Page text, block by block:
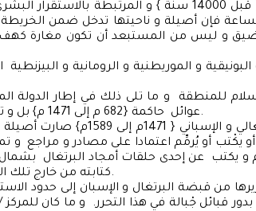
فإن أصيلة و ناحيتها تدخل ضمن الخريطة
و ليس من المستبعد أن تكون مغارة كهف
عوائل حاكمة {682 م إلى 1471 م} بل و تغير للبنية العرقية و الديموغرافية معا.
أو يكْتب أو يُرمِّم اعتمادا على مصادر و مراجع
و يكتب عن إحدى حلقات أمجاد البرتغال بشمال
كتابته من خارج تلك الأسوار.. تاريخ مقاومة و جهاد و معانات.
بدور قبائل جْبالة في هذا التحرر. و ما كان